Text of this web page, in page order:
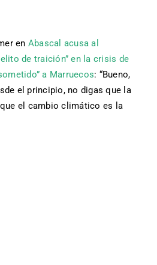
en Abascal acusa al
de traición” en la crisis de
a Marruecos: “Bueno,
el principio, no digas que la
el cambio climático es la